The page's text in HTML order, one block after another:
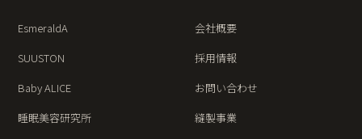
EsmeraldA
SUUSTON
Baby ALICE
睡眠美容研究所
会社概要
採用情報
お問い合わせ
縫製事業